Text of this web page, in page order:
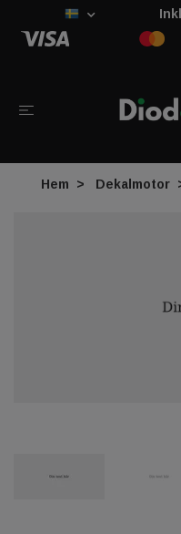
Hem Dekalmotor